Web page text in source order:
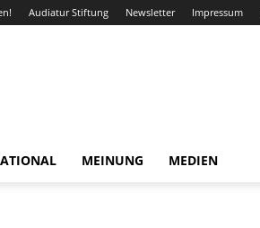
Audiatur Stiftung Newsletter Impressum
MEINUNG MEDIEN